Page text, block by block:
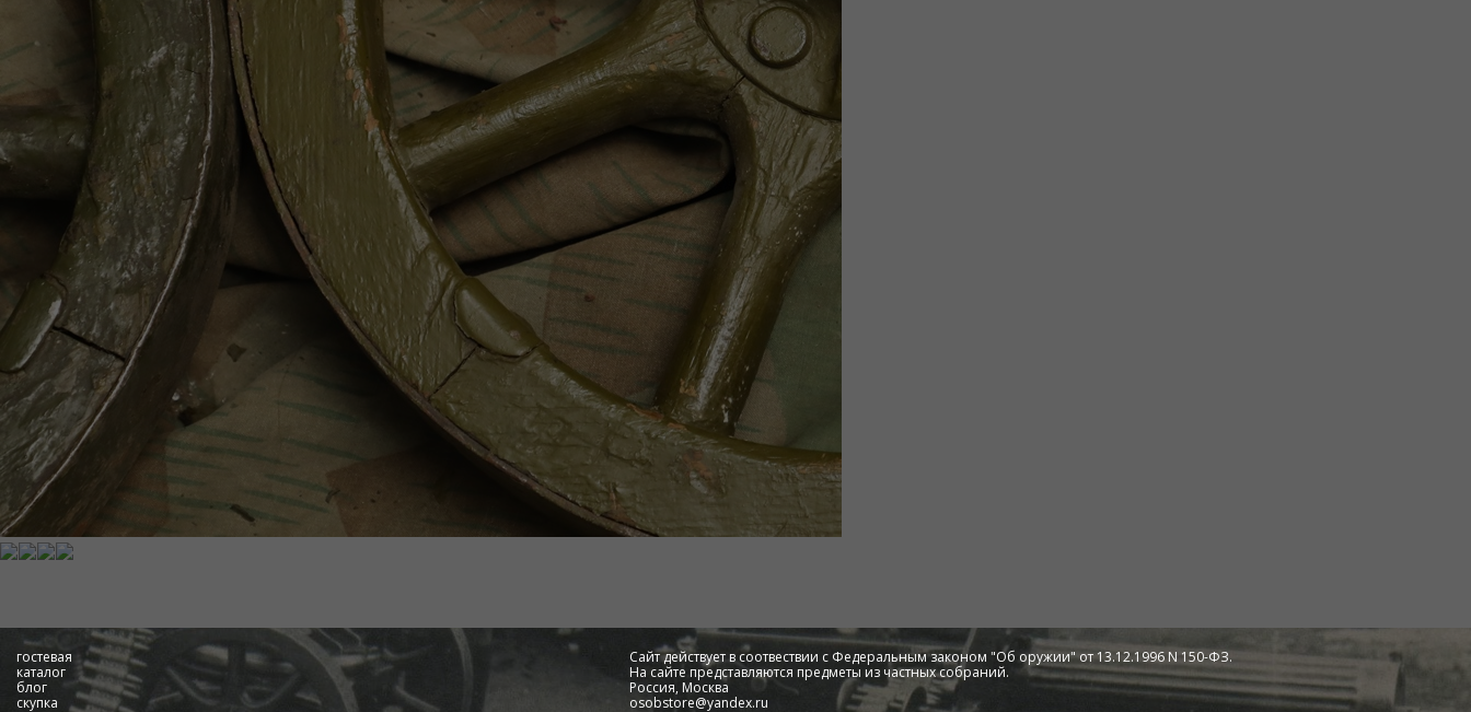
гостевая
каталог
блог
скупка
Сайт действует в соотвествии с Федеральным законом "Об оружии" от 13.12.1996 N 150-ФЗ.
На сайте представляются предметы из частных собраний.
Россия, Москва
osobstore@yandex.ru